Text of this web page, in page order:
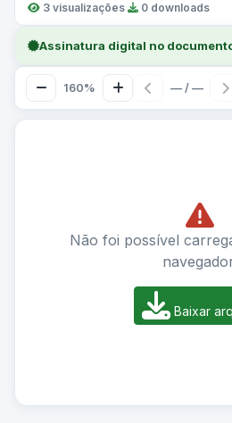
3 visualizações 0 downloads
Assinatura digital no
160% — / —
Não foi possível
Baixar